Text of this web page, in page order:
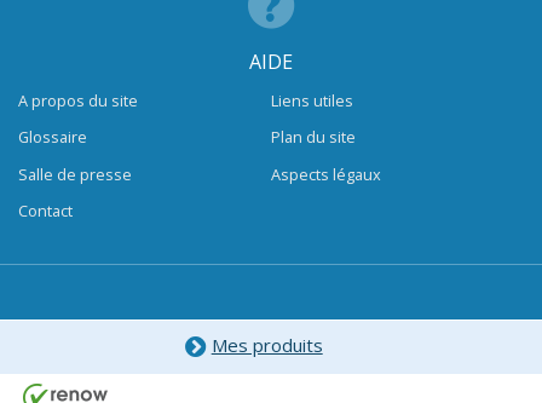
AIDE
A propos du site
Glossaire
Salle de presse
Contact
Liens utiles
Plan du site
Aspects légaux
Mes produits